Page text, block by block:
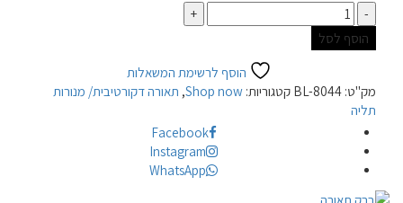
כמות
הוסף לסל
הוסף לרשימת המשאלות
מק"ט: BL-8044 קטגוריות: Shop now
, תאורה דקורטיבית/ מנורות
תליה
Facebook
Instagram
WhatsApp